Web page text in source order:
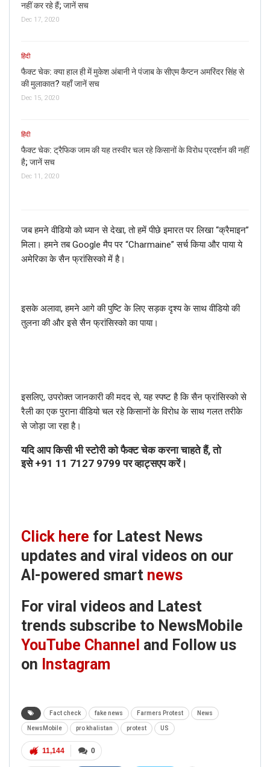
नहीं कर रहे हैं; जानें सच
Dec 17, 2020
हिंदी
फैक्ट चेक: क्या हाल ही में मुकेश अंबानी ने पंजाब के सीएम कैप्टन अमरिंदर सिंह से
की मुलाकात? यहाँ जानें सच
Dec 15, 2020
हिंदी
फैक्ट चेक: ट्रैफिक जाम की यह तस्वीर चल रहे किसानों के विरोध प्रदर्शन की नहीं
है; जानें सच
Dec 11, 2020
जब हमने वीडियो को ध्यान से देखा, तो हमें पीछे इमारत पर लिखा “क्रैमाइन”
मिला। हमने तब Google मैप पर “Charmaine” सर्च किया और पाया ये
अमेरिका के सैन फ्रांसिस्को में है।
इसके अलावा, हमने आगे की पुष्टि के लिए सड़क दृश्य के साथ वीडियो की
तुलना की और इसे सैन फ्रांसिस्को का पाया।
इसलिए, उपरोक्त जानकारी की मदद से, यह स्पष्ट है कि सैन फ्रांसिस्को से
रैली का एक पुराना वीडियो चल रहे किसानों के विरोध के साथ गलत तरीके
से जोड़ा जा रहा है।
यदि आप किसी भी स्टोरी को फैक्ट चेक करना चाहते हैं, तो
इसे+91 11 7127 9799पर व्हाट्सएप करें।
Click here for Latest News
updates and viral videos on our
AI-powered smart news
For viral videos and Latest
trends subscribe to NewsMobile
YouTube Channel and Follow us
on Instagram
Fact check fake news Farmers Protest News
NewsMobile pro khalistan protest US
0
11,144